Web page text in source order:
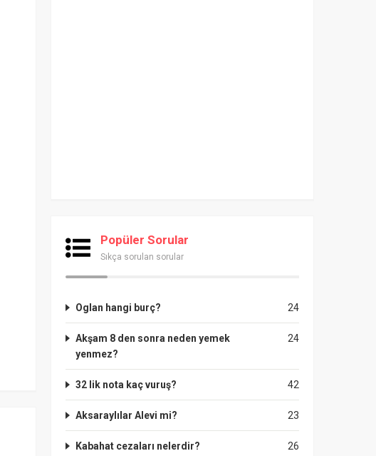
Popüler Sorular
Sıkça sorulan sorular
24
Oglan hangi burç?
24
Akşam 8 den sonra neden yemek
yenmez?
42
32 lik nota kaç vuruş?
23
Aksaraylılar Alevi mi?
26
Kabahat cezaları nelerdir?